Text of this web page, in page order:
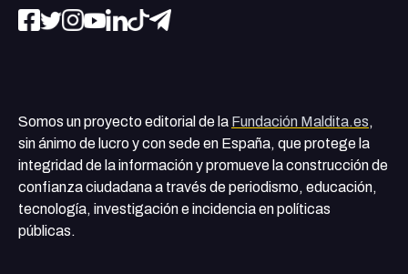
Somos un proyecto editorial de la Fundación Maldita.es,
sin ánimo de lucro y con sede en España, que protege la
integridad de la información y promueve la construcción de
confianza ciudadana a través de periodismo, educación,
tecnología, investigación e incidencia en políticas
públicas.